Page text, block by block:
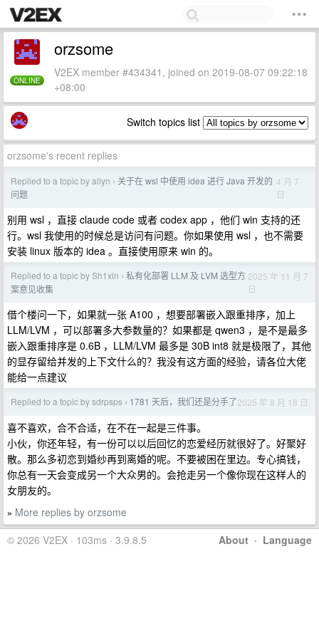
ONLINE
orzsome
V2EX member #434341, joined on 2019-08-07 09:22:18
+08:00
Switch topics list
orzsome's recent replies
Replied to a topic by allyn › 关于在 wsl 中使用 idea 进行 Java 开发的
问题
4 月 7
日
别用 wsl ，直接 claude code 或者 codex app ，他们 win 支持的还
行。wsl 我使用的时候总是访问有问题。你如果使用 wsl ，也不需要
安装 linux 版本的 idea 。直接使用原来 win 的。
Replied to a topic by Sh1xin › 私有化部署 LLM 及 LVM 选型方
案意见收集
2025 年 11 月 7
日
借个楼问一下，如果就一张 A100 ，想要部署嵌入跟重排序，加上
LLM/LVM ，可以部署多大参数量的？如果都是 qwen3 ，是不是最多
嵌入跟重排序是 0.6B ，LLM/LVM 最多是 30B int8 就是极限了，其他
的显存留给并发的上下文什么的？我没有这方面的经验，请各位大佬
能给一点建议
Replied to a topic by sdrpsps › 1781 天后，我们还是分手了2025 年 8 月 18 日
喜不喜欢，合不合适，在不在一起是三件事。
小伙，你还年轻，有一份可以以后回忆的恋爱经历就很好了。好聚好
散。那么多初恋到婚纱再到离婚的呢。不要被困在里边。专心搞钱，
你总有一天会变成另一个大众男的。会抢走另一个像你现在这样人的
女朋友的。
» More replies by orzsome
About · Language
© 2026 V2EX · 103ms · 3.9.8.5